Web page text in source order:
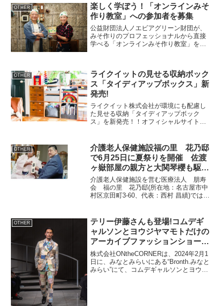
研修制度に合格。00年に『EE JUMP』
と...
OTHER
楽しく学ぼう！「オンラインみそ
作り教室」への参加者を募集
公益財団法人ノエビアグリーン財団が、
みそ作りのプロフェッショナルから直接
学べる「オンラインみそ作り教室」を
OTHER
ライクイットの見せる収納ボック
ス「タイディアップボックス」新
発売!
ライクイット株式会社が環境にも配慮し
た見せる収納「タイディアップボック
ス」を新発売！！オフィシャルサイトと
ックス扉がないオープンシェルフの収納
に便利インナー(深型...
OTHER
介護老人保健施設福の里 花乃邸
で6月25日に夏祭りを開催 佐渡
ヶ嶽部屋の親方と大関琴櫻も駆け
つけ激励会も実施！
介護老人保健施設を営む医療法人 朋寿
会 福の里 花乃邸(所在地：名古屋市中
村区京田町3-60、代表：西村 昌績)では、
年6月25日(火)に実施する夏祭りには、佐
渡ヶ嶽...
OTHER
テリー伊藤さんも登場!コムデギ
ャルソンとヨウジヤマモトだけの
アーカイブファッションショー
「2.1 THE SHOW」が横浜で2月1
日開催
株式会社ONtheCORNERは、2024年2月1
日に、みなとみらいにある“Bronth.みなと
みらい”にて、コムデギャルソンとヨウジ